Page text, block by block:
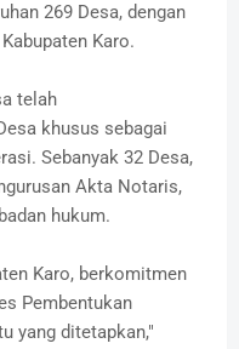
269 Desa, dengan
Karo.
telah
khusus sebagai
Sebanyak 32 Desa,
Akta Notaris,
hukum.
Karo, berkomitmen
Pembentukan
yang ditetapkan,"